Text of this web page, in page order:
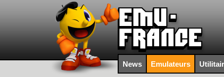
News Emulateurs